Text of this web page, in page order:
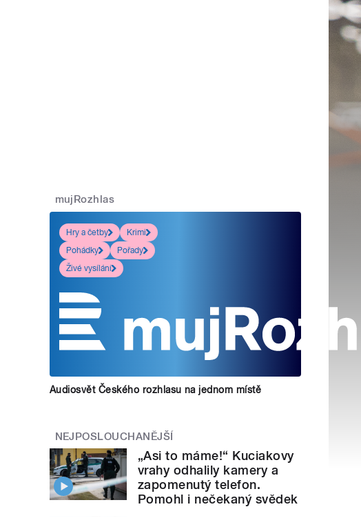
mujRozhlas
Hry a četby
Krimi
Pohádky
Pořady
Živé vysílání
Audiosvět Českého rozhlasu na jednom místě
NEJPOSLOUCHANĚJŠÍ
„Asi to máme!“ Kuciakovy
vrahy odhalily kamery a
zapomenutý telefon.
Pomohl i nečekaný svědek